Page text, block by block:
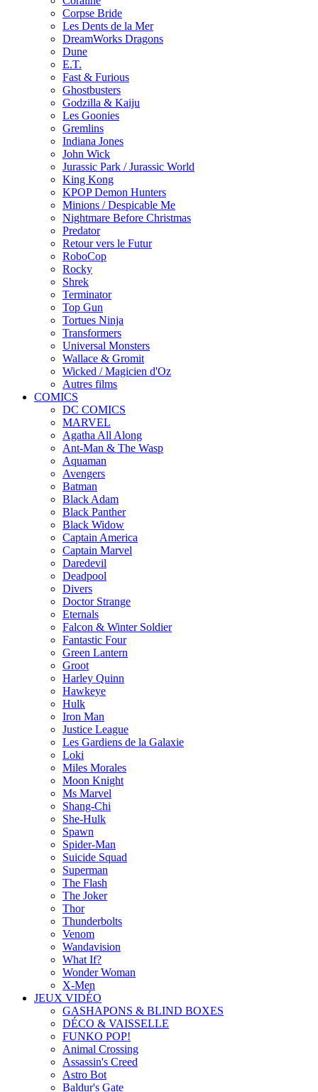
Corpse Bride
Les Dents de la Mer
DreamWorks Dragons
Dune
E.T.
Fast & Furious
Ghostbusters
Godzilla & Kaiju
Les Goonies
Gremlins
Indiana Jones
John Wick
Jurassic Park / Jurassic World
King Kong
KPOP Demon Hunters
Minions / Despicable Me
Nightmare Before Christmas
Predator
Retour vers le Futur
RoboCop
Rocky
Shrek
Terminator
Top Gun
Tortues Ninja
Transformers
Universal Monsters
Wallace & Gromit
Wicked / Magicien d'Oz
Autres films
COMICS
DC COMICS
MARVEL
Agatha All Along
Ant-Man & The Wasp
Aquaman
Avengers
Batman
Black Adam
Black Panther
Black Widow
Captain America
Captain Marvel
Daredevil
Deadpool
Divers
Doctor Strange
Eternals
Falcon & Winter Soldier
Fantastic Four
Green Lantern
Groot
Harley Quinn
Hawkeye
Hulk
Iron Man
Justice League
Les Gardiens de la Galaxie
Loki
Miles Morales
Moon Knight
Ms Marvel
Shang-Chi
She-Hulk
Spawn
Spider-Man
Suicide Squad
Superman
The Flash
The Joker
Thor
Thunderbolts
Venom
Wandavision
What If?
Wonder Woman
X-Men
JEUX VIDÉO
GASHAPONS & BLIND BOXES
DÉCO & VAISSELLE
FUNKO POP!
Animal Crossing
Assassin's Creed
Astro Bot
Baldur's Gate